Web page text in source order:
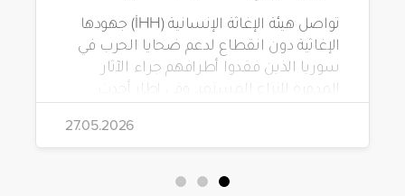
تواصل هيئة الإغاثة الإنسانية (İHH) جهودها
الإغاثية دون انقطاع لدعم ضحايا الحرب في
سوريا الذين فقدوا أطرافهم جراء الآثار
المدمرة للنزاع المستمر. وفي إطار أحدث
مشاريعها، قامت الهيئة بتوزيع 228 كرسياً
متحركاً كهربائياً على أشخاص من ذوي
الاحتياجات الخاصة يعيشون في ظروف
قاسية بمناطق دمشق، وحلب، وحماة،
27.05.2026